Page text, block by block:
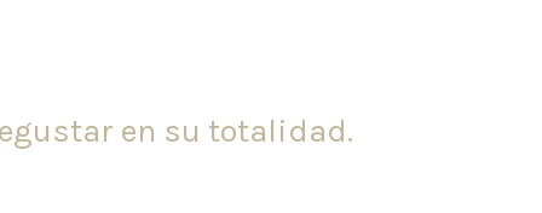
en su totalidad.